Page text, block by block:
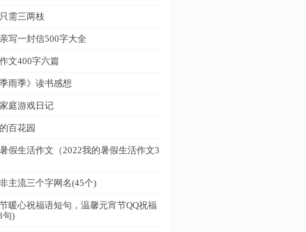
需三两枝
写一封信500字大全
文400字六篇
季雨季》读书感想
庭游戏日记
百花园
假生活作文（2022我的暑假生活作文3
主流三个字网名(45个)
暖心祝福语短句，温馨元宵节QQ祝福
句)